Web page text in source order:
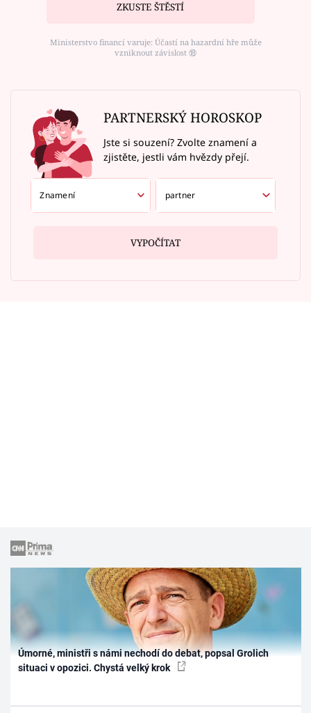
ZKUSTE ŠTĚSTÍ
Ministerstvo financí varuje: Účastí na hazardní hře může
vzniknout závislost ⑱
PARTNERSKÝ HOROSKOP
Jste si souzení? Zvolte znamení a
zjistěte, jestli vám hvězdy přejí.
VYPOČÍTAT
Úmorné, ministři s námi nechodí do debat, popsal Grolich
situaci v opozici. Chystá velký krok